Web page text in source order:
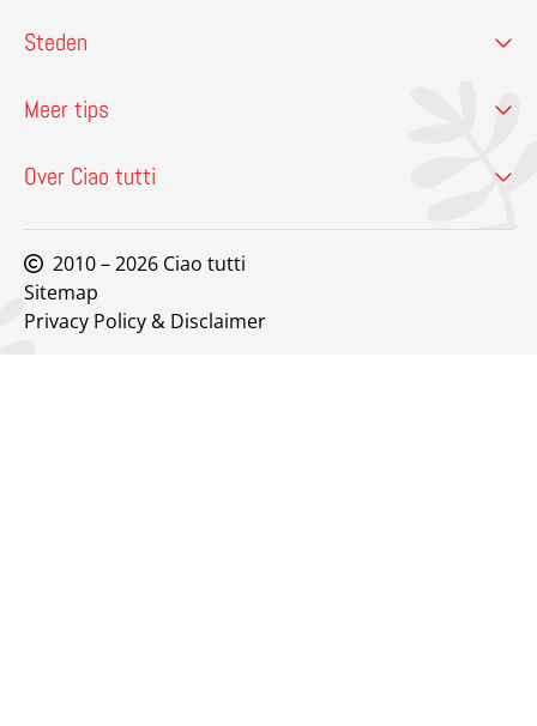
Steden
Meer tips
Over Ciao tutti
2010 – 2026 Ciao tutti
Sitemap
Privacy Policy & Disclaimer